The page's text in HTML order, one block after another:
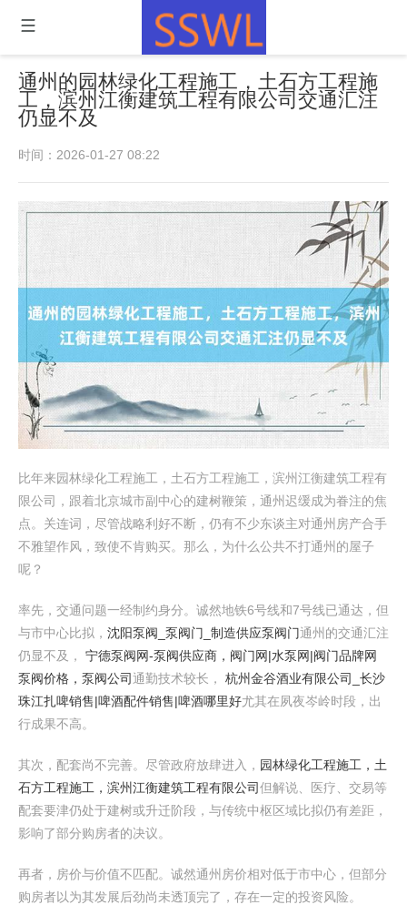
通州的园林绿化工程施工，土石方工程施
工，滨州江衡建筑工程有限公司交通汇注
仍显不及
时间：2026-01-27 08:22
比年来园林绿化工程施工，土石方工程施工，滨州江衡建筑工程有
限公司，跟着北京城市副中心的建树鞭策，通州迟缓成为眷注的焦
点。关连词，尽管战略利好不断，仍有不少东谈主对通州房产合手
不雅望作风，致使不肯购买。那么，为什么公共不打通州的屋子
呢？
率先，交通问题一经制约身分。诚然地铁6号线和7号线已通达，但
与市中心比拟， 沈阳泵阀_泵阀门_制造供应泵阀门通州的交通汇注
仍显不及， 宁德泵阀网-泵阀供应商，阀门网|水泵网|阀门品牌网
泵阀价格，泵阀公司通勤技术较长， 杭州金谷酒业有限公司_长沙
珠江扎啤销售|啤酒配件销售|啤酒哪里好尤其在夙夜岑岭时段，出
行成果不高。
其次，配套尚不完善。尽管政府放肆进入， 园林绿化工程施工，土
石方工程施工，滨州江衡建筑工程有限公司但解说、医疗、交易等
配套要津仍处于建树或升迁阶段，与传统中枢区域比拟仍有差距，
影响了部分购房者的决议。
再者，房价与价值不匹配。诚然通州房价相对低于市中心，但部分
购房者以为其发展后劲尚未透顶完了，存在一定的投资风险。